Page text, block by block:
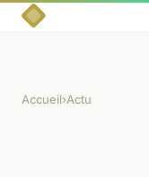
Accueil›Actu